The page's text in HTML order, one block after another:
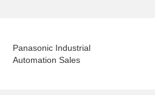
Panasonic Industrial
Automation Sales